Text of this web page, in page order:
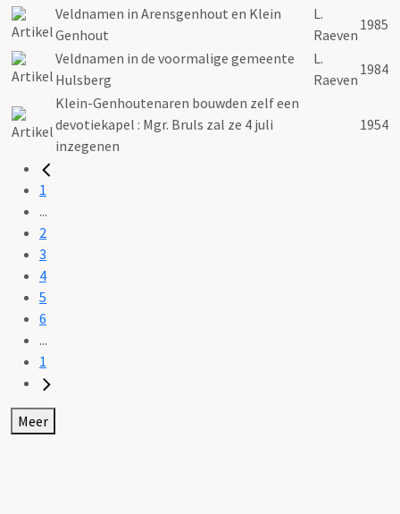
Veldnamen in Arensgenhout en Klein
Genhout
L.
Raeven
1985
Veldnamen in de voormalige gemeente
Hulsberg
L.
Raeven
1984
Klein-Genhoutenaren bouwden zelf een
devotiekapel : Mgr. Bruls zal ze 4 juli
inzegenen
1954
1
...
2
3
4
5
6
...
1
Meer